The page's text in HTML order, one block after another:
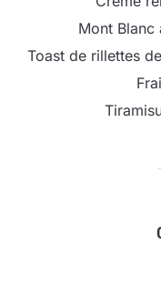
Mont
Toast de rillettes